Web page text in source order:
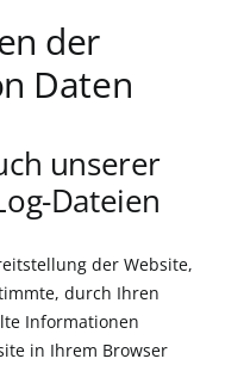
der
Daten
unserer
Dateien
der Website,
durch Ihren
Informationen
in Ihrem Browser